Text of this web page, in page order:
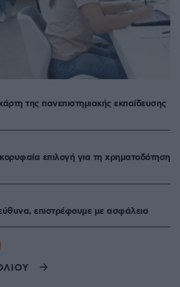
της πανεπιστημιακής εκπαίδευσης
επιλογή για τη χρηματοδότηση
επιστρέφουμε με ασφάλεια